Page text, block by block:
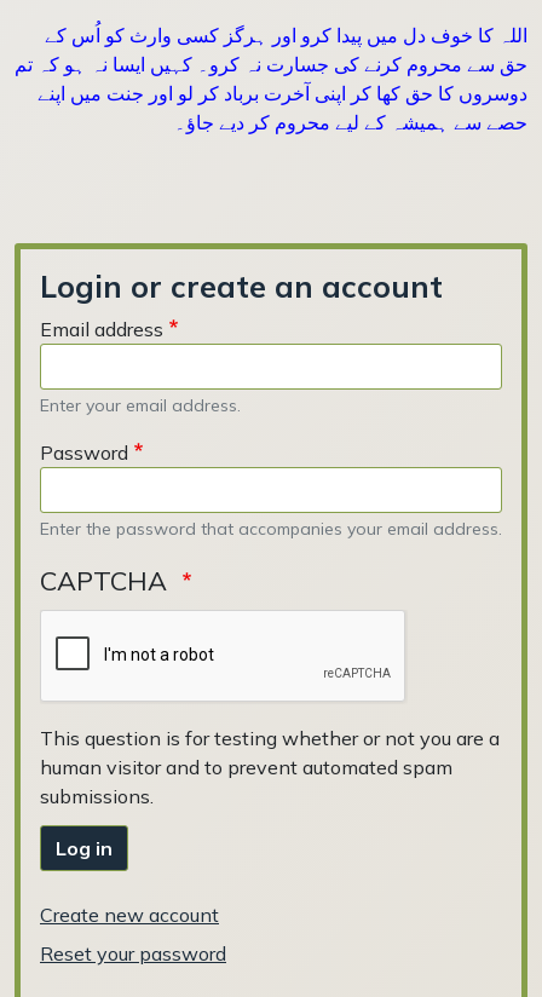
اللہ کا خوف دل میں پیدا کرو اور ہرگز کسی وارث کو اُس کے
حق سے محروم کرنے کی جسارت نہ کرو۔ کہیں ایسا نہ ہو کہ تم
دوسروں کا حق کھا کر اپنی آخرت برباد کر لو اور جنت میں اپنے
حصے سے ہمیشہ کے لیے محروم کر دیے جاؤ۔
Login or create an account
Email address
Enter your email address.
Password
Enter the password that accompanies your email address.
CAPTCHA
This question is for testing whether or not you are a
human visitor and to prevent automated spam
submissions.
Log in
Create new account
Reset your password